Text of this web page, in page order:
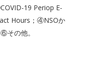
19 Periop E-
Hours；④NSOか
その他。